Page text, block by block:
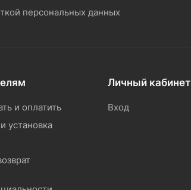
персональных данных
и оплатить
установка
Личный кабинет
Вход